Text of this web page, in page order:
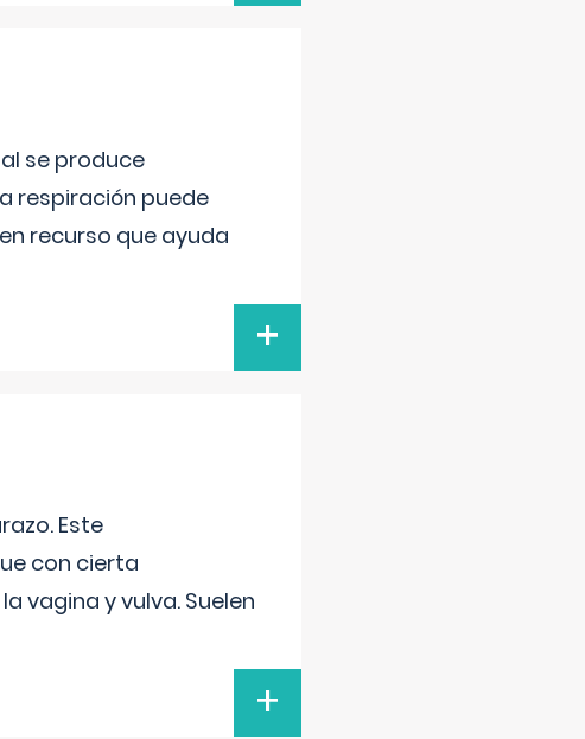
se produce
respiración puede
recurso que ayuda
+
Este
con cierta
vagina y vulva. Suelen
+